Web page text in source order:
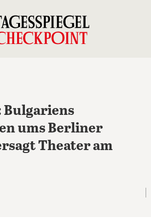
Bulgariens
ums Berliner
Theater am